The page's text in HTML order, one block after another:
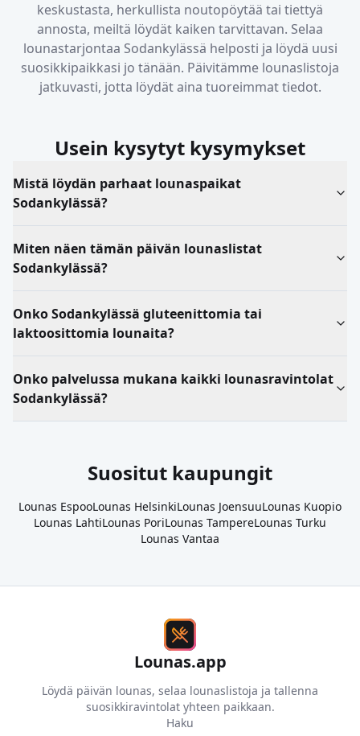
keskustasta, herkullista noutopöytää tai tiettyä
annosta, meiltä löydät kaiken tarvittavan. Selaa
lounastarjontaa Sodankylässä helposti ja löydä uusi
suosikkipaikkasi jo tänään. Päivitämme lounaslistoja
jatkuvasti, jotta löydät aina tuoreimmat tiedot.
Usein kysytyt kysymykset
Mistä löydän parhaat lounaspaikat
Sodankylässä?
Miten näen tämän päivän lounaslistat
Sodankylässä?
Onko Sodankylässä gluteenittomia tai
laktoosittomia lounaita?
Onko palvelussa mukana kaikki lounasravintolat
Sodankylässä?
Suositut kaupungit
Lounas EspooLounas HelsinkiLounas JoensuuLounas Kuopio
Lounas LahtiLounas PoriLounas TampereLounas Turku
Lounas Vantaa
Lounas.app
Löydä päivän lounas, selaa lounaslistoja ja tallenna
suosikkiravintolat yhteen paikkaan.
Haku